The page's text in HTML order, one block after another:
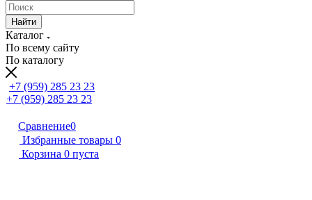
Найти
Каталог
По всему сайту
По каталогу
+7 (959) 285 23 23
+7 (959) 285 23 23
Сравнение0
Избранные товары 0
Корзина 0 пуста